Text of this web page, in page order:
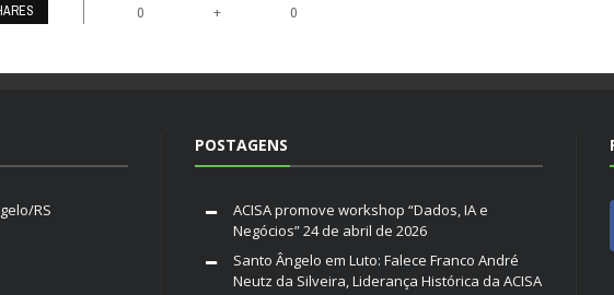
0 + 0
RS
POSTAGENS
ACISA promove workshop “Dados, IA e
Negócios”24 de abril de 2026
Santo Ângelo em Luto: Falece Franco André
Neutz da Silveira, Liderança Histórica da ACISA